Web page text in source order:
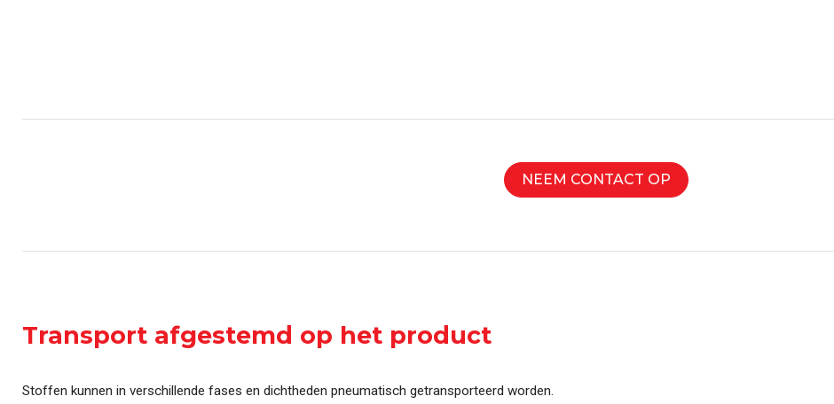
NEEM CONTACT OP
Transport afgestemd op het product
Stoffen kunnen in verschillende fases en dichtheden pneumatisch getransporteerd worden.